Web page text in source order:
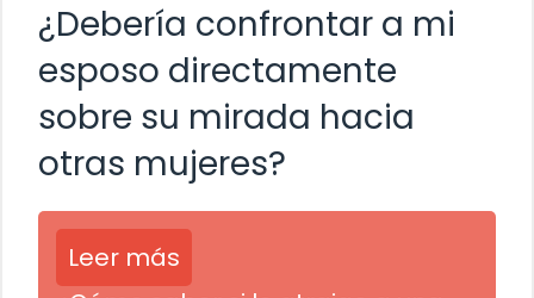
¿Debería confrontar a mi
esposo directamente
sobre su mirada hacia
otras mujeres?
Leer más